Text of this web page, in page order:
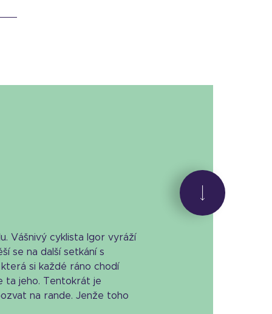
Vášnivý cyklista Igor vyráží
se na další setkání s
si každé ráno chodí
ta jeho. Tentokrát je
na rande. Jenže toho